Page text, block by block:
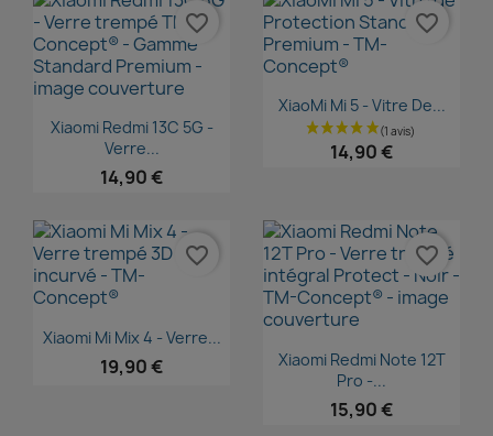
Aperçu rapide
Xiaomi Redmi 13C 5G -
Verre...
14,90 €
favorite_border
Aperçu rapide
XiaoMi Mi 5 - Vitre De...
14,90 €
favorite_border
Aperçu rapide
Xiaomi Mi Mix 4 - Verre...
19,90 €
favorite_border
Aperçu rapide
Xiaomi Redmi Note 12T
Pro -...
15,90 €
favorite_border